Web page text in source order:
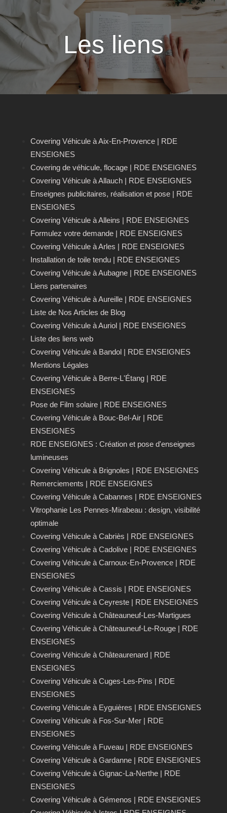
Les liens
Covering Véhicule à Aix-En-Provence | RDE
ENSEIGNES
Covering de véhicule, flocage | RDE ENSEIGNES
Covering Véhicule à Allauch | RDE ENSEIGNES
Enseignes publicitaires, réalisation et pose | RDE
ENSEIGNES
Covering Véhicule à Alleins | RDE ENSEIGNES
Formulez votre demande | RDE ENSEIGNES
Covering Véhicule à Arles | RDE ENSEIGNES
Installation de toile tendu | RDE ENSEIGNES
Covering Véhicule à Aubagne | RDE ENSEIGNES
Liens partenaires
Covering Véhicule à Aureille | RDE ENSEIGNES
Liste de Nos Articles de Blog
Covering Véhicule à Auriol | RDE ENSEIGNES
Liste des liens web
Covering Véhicule à Bandol | RDE ENSEIGNES
Mentions Légales
Covering Véhicule à Berre-L'Étang | RDE
ENSEIGNES
Pose de Film solaire | RDE ENSEIGNES
Covering Véhicule à Bouc-Bel-Air | RDE
ENSEIGNES
RDE ENSEIGNES : Création et pose d'enseignes
lumineuses
Covering Véhicule à Brignoles | RDE ENSEIGNES
Remerciements | RDE ENSEIGNES
Covering Véhicule à Cabannes | RDE ENSEIGNES
Vitrophanie Les Pennes-Mirabeau : design, visibilité
optimale
Covering Véhicule à Cabriès | RDE ENSEIGNES
Covering Véhicule à Cadolive | RDE ENSEIGNES
Covering Véhicule à Carnoux-En-Provence | RDE
ENSEIGNES
Covering Véhicule à Cassis | RDE ENSEIGNES
Covering Véhicule à Ceyreste | RDE ENSEIGNES
Covering Véhicule à Châteauneuf-Les-Martigues
Covering Véhicule à Châteauneuf‑Le‑Rouge | RDE
ENSEIGNES
Covering Véhicule à Châteaurenard | RDE
ENSEIGNES
Covering Véhicule à Cuges‑Les‑Pins | RDE
ENSEIGNES
Covering Véhicule à Eyguières | RDE ENSEIGNES
Covering Véhicule à Fos-Sur-Mer | RDE
ENSEIGNES
Covering Véhicule à Fuveau | RDE ENSEIGNES
Covering Véhicule à Gardanne | RDE ENSEIGNES
Covering Véhicule à Gignac-La-Nerthe | RDE
ENSEIGNES
Covering Véhicule à Gémenos | RDE ENSEIGNES